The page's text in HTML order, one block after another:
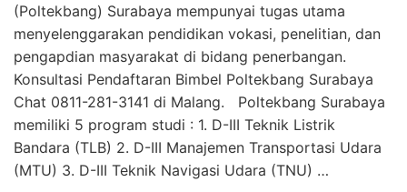
(Poltekbang) Surabaya mempunyai tugas utama
menyelenggarakan pendidikan vokasi, penelitian, dan
pengapdian masyarakat di bidang penerbangan.
Konsultasi Pendaftaran Bimbel Poltekbang Surabaya
Chat 0811-281-3141 di Malang. Poltekbang Surabaya
memiliki 5 program studi : 1. D-III Teknik Listrik
Bandara (TLB) 2. D-III Manajemen Transportasi Udara
(MTU) 3. D-III Teknik Navigasi Udara (TNU) …